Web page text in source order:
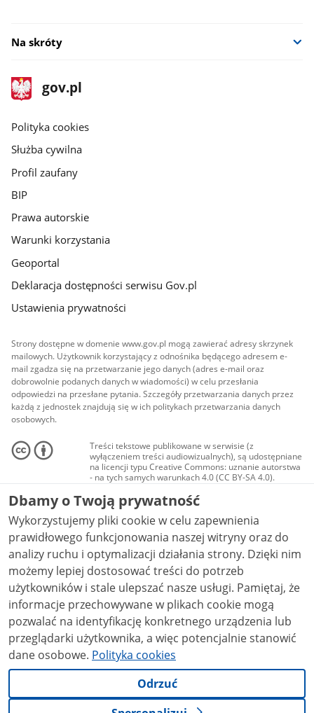
Na skróty
stopka
gov.pl
Strona
gov.pl
gov.pl
Polityka cookies
Służba cywilna
Profil zaufany
BIP
Prawa autorskie
Warunki korzystania
Geoportal
Deklaracja dostępności serwisu Gov.pl
Ustawienia prywatności
Strony dostępne w domenie www.gov.pl mogą zawierać adresy skrzynek
mailowych. Użytkownik korzystający z odnośnika będącego adresem e-
mail zgadza się na przetwarzanie jego danych (adres e-mail oraz
dobrowolnie podanych danych w wiadomości) w celu przesłania
odpowiedzi na przesłane pytania. Szczegóły przetwarzania danych przez
każdą z jednostek znajdują się w ich politykach przetwarzania danych
osobowych.
Treści tekstowe publikowane w serwisie (z
wyłączeniem treści audiowizualnych), są udostępniane
na licencji typu Creative Commons: uznanie autorstwa
- na tych samych warunkach 4.0 (CC BY-SA 4.0).
Materiały audiowizualne, w tym zdjęcia, materiały
audio i wideo, są udostępniane na licencji typu
Creative Commons: uznanie autorstwa użycie
niekomercyjne - bez utworów zależnych 4.0 (CC BY-
NC-ND 4.0), o ile nie jest to stwierdzone inaczej.
Dbamy o Twoją prywatność
Wykorzystujemy pliki cookie w celu zapewnienia
prawidłowego funkcjonowania naszej witryny oraz do
analizy ruchu i optymalizacji działania strony. Dzięki nim
możemy lepiej dostosować treści do potrzeb
użytkowników i stale ulepszać nasze usługi. Pamiętaj, że
informacje przechowywane w plikach cookie mogą
pozwalać na identyfikację konkretnego urządzenia lub
przeglądarki użytkownika, a więc potencjalnie stanowić
dane osobowe. Polityka cookies
Odrzuć